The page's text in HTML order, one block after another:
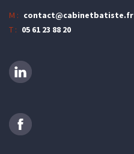
M : contact@cabinetbatiste.fr
T : 05 61 23 88 20